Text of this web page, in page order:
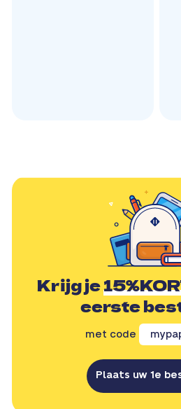
Krijg je
eerste
met code
Plaats uw 1e